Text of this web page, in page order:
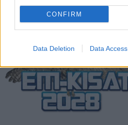
CONFIRM
Data Deletion Data Access